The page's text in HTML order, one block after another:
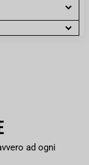
ad ogni